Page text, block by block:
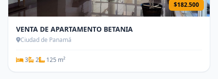
$182.500
VENTA DE APARTAMENTO BETANIA
Ciudad de Panamá
3 2 125 m²